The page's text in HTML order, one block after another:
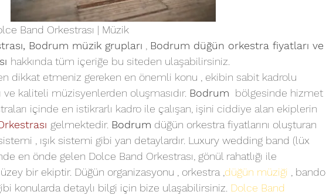
Band Orkestrası | Müzik
Bodrum müzik grupları , Bodrum düğün orkestra fiyatları ve
hakkında tüm içeriğe bu siteden ulaşabilirsiniz.
dikkat etmeniz gereken en önemli konu , ekibin sabit kadrolu
ve kaliteli müzisyenlerden oluşmasıdır. Bodrum bölgesinde hizmet
içinde en istikrarlı kadro ile çalışan, işini ciddiye alan ekiplerin
gelmektedir. Bodrum düğün orkestra fiyatlarını oluşturan
, ışık sistemi gibi yan detaylardır. Luxury wedding band (lüx
en önde gelen Dolce Band Orkestrası, gönül rahatlığı ile
bir ekiptir. Düğün organizasyonu , orkestra ,düğün müziği , bando
konularda detaylı bilgi için bize ulaşabilirsiniz. Dolce Band